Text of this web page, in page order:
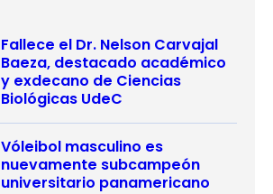
Fallece el Dr. Nelson Carvajal
Baeza, destacado académico
y exdecano de Ciencias
Biológicas UdeC
Vóleibol masculino es
nuevamente subcampeón
universitario panamericano